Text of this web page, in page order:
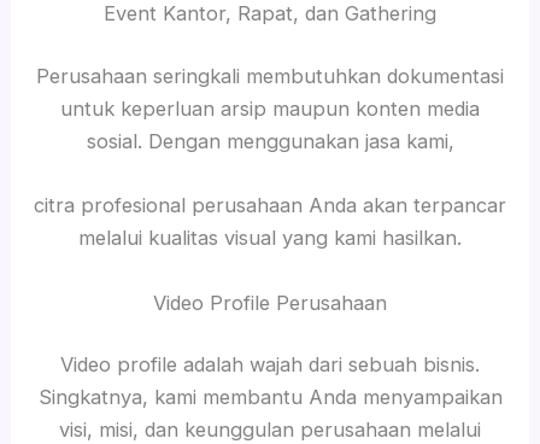
Event Kantor, Rapat, dan Gathering
Perusahaan seringkali membutuhkan dokumentasi
untuk keperluan arsip maupun konten media
sosial. Dengan menggunakan jasa kami,
citra profesional perusahaan Anda akan terpancar
melalui kualitas visual yang kami hasilkan.
Video Profile Perusahaan
Video profile adalah wajah dari sebuah bisnis.
Singkatnya, kami membantu Anda menyampaikan
visi, misi, dan keunggulan perusahaan melalui